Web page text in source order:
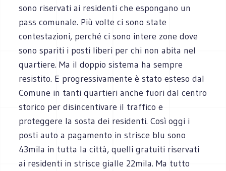
sono riservati ai residenti che espongano un
pass comunale. Più volte ci sono state
contestazioni, perché ci sono intere zone dove
sono spariti i posti liberi per chi non abita nel
quartiere. Ma il doppio sistema ha sempre
resistito. E progressivamente è stato esteso dal
Comune in tanti quartieri anche fuori dal centro
storico per disincentivare il traffico e
proteggere la sosta dei residenti. Così oggi i
posti auto a pagamento in strisce blu sono
43mila in tutta la città, quelli gratuiti riservati
ai residenti in strisce gialle 22mila. Ma tutto